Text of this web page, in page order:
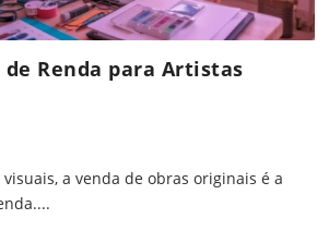
Renda para Artistas
a venda de obras originais é a